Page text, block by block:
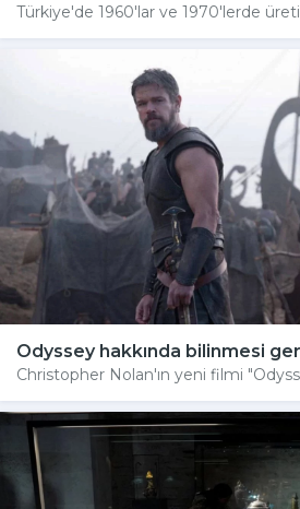
Türkiye'de 1960'lar ve 1970'lerde
Odyssey hakkında bilinmesi
Christopher Nolan'ın yeni filmi